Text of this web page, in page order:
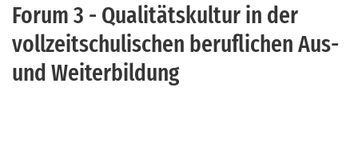
Forum 3 - Qualitätskultur in der
vollzeitschulischen beruflichen Aus-
und Weiterbildung